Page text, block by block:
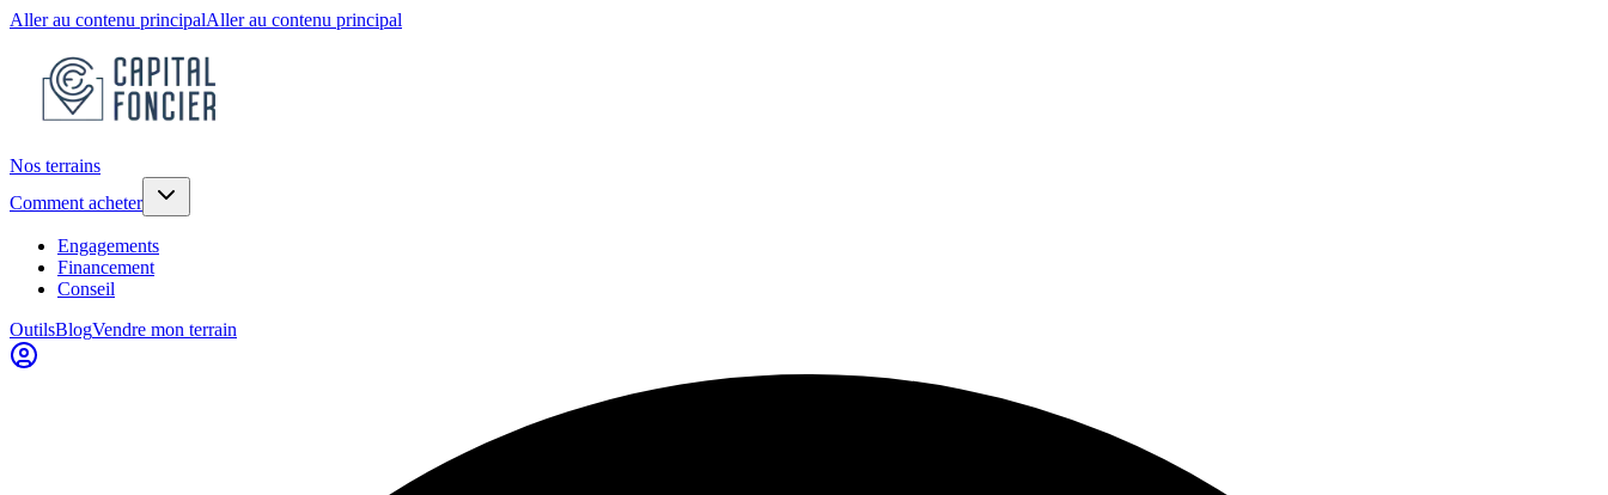
Aller au contenu principalAller au contenu principal
Nos terrains
Comment acheter
Engagements
Financement
Conseil
OutilsBlogVendre mon terrain